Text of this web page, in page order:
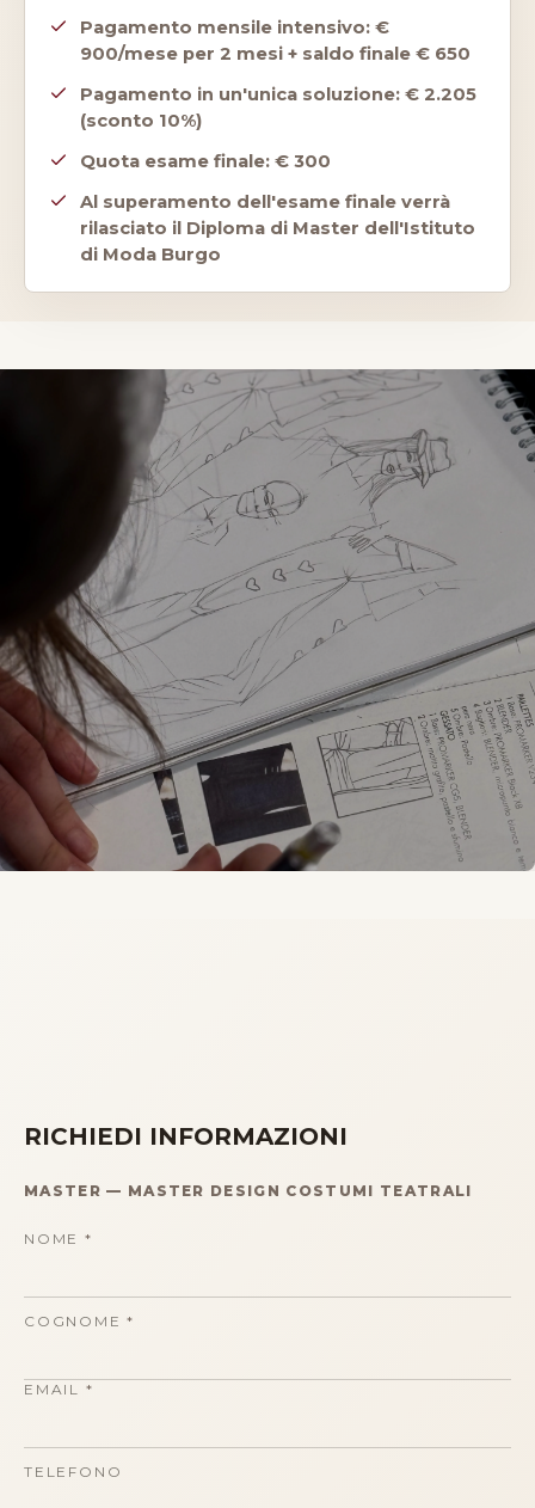
Pagamento mensile intensivo: €
900/mese per 2 mesi + saldo finale € 650
Pagamento in un'unica soluzione: € 2.205
(sconto 10%)
Quota esame finale: € 300
Al superamento dell'esame finale verrà
rilasciato il Diploma di Master dell'Istituto
di Moda Burgo
RICHIEDI INFORMAZIONI
MASTER — MASTER DESIGN COSTUMI TEATRALI
NOME *
COGNOME *
EMAIL *
TELEFONO